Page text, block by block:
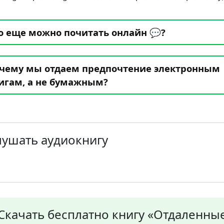
еще можно почитать онлайн 💬?
мы отдаем предпочтение электронным
а не бумажным?
аудиокнигу
бесплатно книгу